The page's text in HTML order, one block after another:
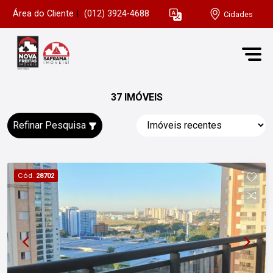
Área do Cliente (012) 3924-4688 Cidades
37 IMÓVEIS
Refinar Pesquisa
Cód. 28702